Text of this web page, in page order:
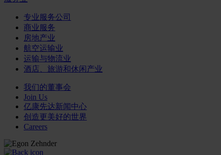
专业服务公司
商业服务
房地产业
航空运输业
运输与物流业
酒店、旅游和休闲产业
我们的董事会
Join Us
亿康先达新闻中心
创造更美好的世界
Careers